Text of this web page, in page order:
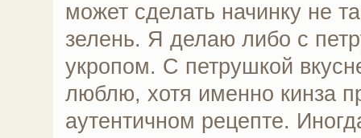
может сделать начинку не
зелень. Я делаю либо с
укропом. С петрушкой
люблю, хотя именно кинза
аутентичном рецепте.